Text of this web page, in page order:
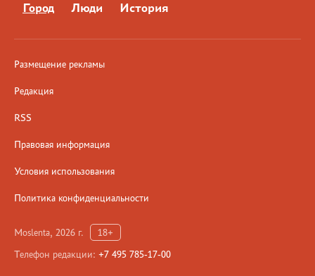
Город Люди История
Размещение рекламы
Редакция
RSS
Правовая информация
Условия использования
Политика конфиденциальности
Moslenta, 2026 г.
18+
Телефон редакции: +7 495 785-17-00